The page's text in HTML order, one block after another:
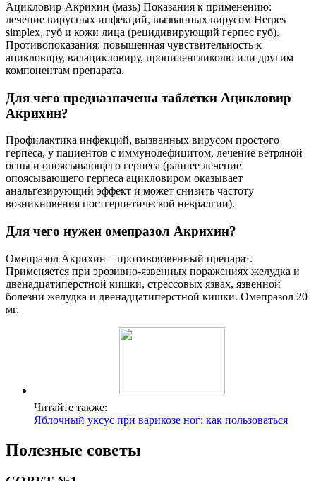
Ацикловир-Акрихин (мазь) Показания к применению:
лечение вирусных инфекций, вызванных вирусом Herpes
simplex, губ и кожи лица (рецидивирующий герпес губ).
Противопоказания: повышенная чувствительность к
ацикловиру, валацикловиру, пропиленгликолю или другим
компонентам препарата.
Для чего предназначены таблетки Ацикловир
Акрихин?
Профилактика инфекций, вызванных вирусом простого
герпеса, у пациентов с иммунодефицитом, лечение ветряной
оспы и опоясывающего герпеса (раннее лечение
опоясывающего герпеса ацикловиром оказывает
анальгезирующий эффект и может снизить частоту
возникновения постгерпетической невралгии).
Для чего нужен омепразол Акрихин?
Омепразол Акрихин – противоязвенный препарат.
Применяется при эрозивно-язвенных поражениях желудка и
двенадцатиперстной кишки, стрессовых язвах, язвенной
болезни желудка и двенадцатиперстной кишки. Омепразол 20
мг.
Читайте также:
Яблочный уксус при варикозе ног: как пользоваться
Полезные советы